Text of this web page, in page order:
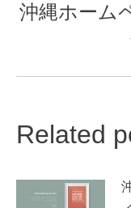
沖縄ホーム
Related